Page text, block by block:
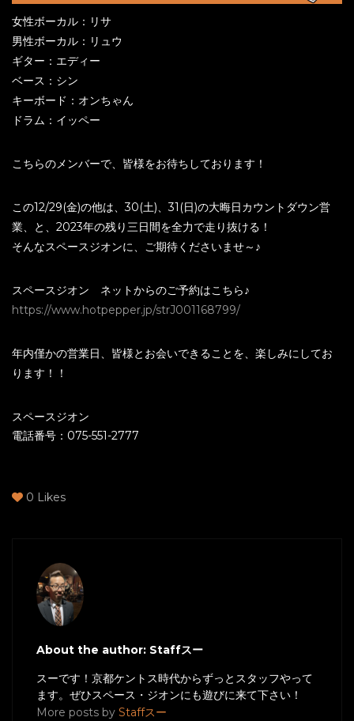
女性ボーカル：リサ
男性ボーカル：リュウ
ギター：エディー
ベース：シン
キーボード：オンちゃん
ドラム：イッペー
こちらのメンバーで、皆様をお待ちしております！
この12/29(金)の他は、30(土)、31(日)の大晦日カウントダウン営
業、と、2023年の残り三日間を全力で走り抜ける！
そんなスペースジオンに、ご期待くださいませ～♪
スペースジオン ネットからのご予約はこちら♪
https://www.hotpepper.jp/strJ001168799/
年内僅かの営業日、皆様とお会いできることを、楽しみにしてお
ります！！
スペースジオン
電話番号：075-551-2777
0 Likes
About the author: Staffスー
スーです！京都ケントス時代からずっとスタッフやって
ます。ぜひスペース・ジオンにも遊びに来て下さい！
More posts by Staffスー